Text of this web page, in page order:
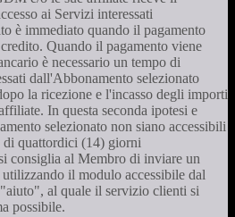
ai Servizi interessati
è immediato quando il pagamento
Quando il pagamento viene
è necessario un tempo di
dall'Abbonamento selezionato
la ricezione e l'incasso degli importi
In questa seconda ipotesi e
selezionato non siano accessibili
quattordici (14) giorni
consiglia al Membro di inviare un
il modulo accessibile dal
al quale il servizio clienti si
possibile.